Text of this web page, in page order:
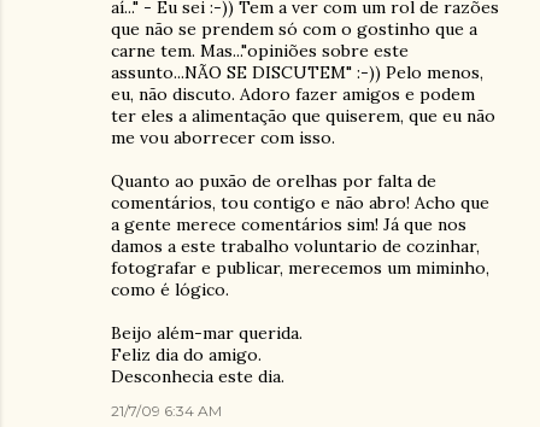
aí..." - Eu sei :-)) Tem a ver com um rol de razões
que não se prendem só com o gostinho que a
carne tem. Mas..."opiniões sobre este
assunto...NÃO SE DISCUTEM" :-)) Pelo menos,
eu, não discuto. Adoro fazer amigos e podem
ter eles a alimentação que quiserem, que eu não
me vou aborrecer com isso.
Quanto ao puxão de orelhas por falta de
comentários, tou contigo e não abro! Acho que
a gente merece comentários sim! Já que nos
damos a este trabalho voluntario de cozinhar,
fotografar e publicar, merecemos um miminho,
como é lógico.
Beijo além-mar querida.
Feliz dia do amigo.
Desconhecia este dia.
21/7/09 6:34 AM